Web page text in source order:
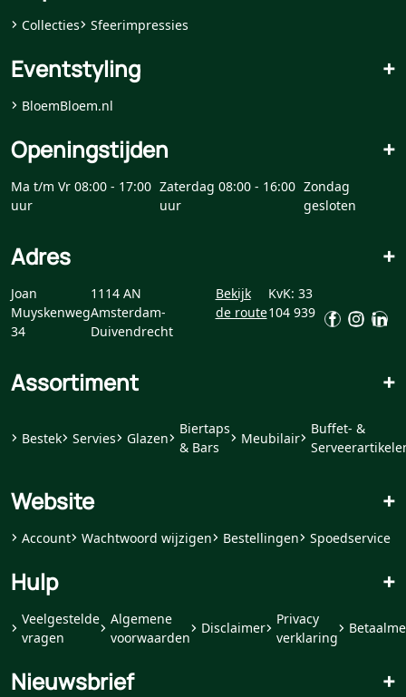
Collecties Sfeerimpressies
Eventstyling +
BloemBloem.nl
Openingstijden +
Ma t/m Vr 08:00 - 17:00
uur
Zaterdag 08:00 - 16:00
uur
Zondag
gesloten
Adres +
Joan
Muyskenweg
34
1114 AN
Amsterdam-
Duivendrecht
Bekijk
de route
KvK: 33
104 939
Assortiment +
Bestek Servies Glazen
Biertaps
& Bars
Meubilair
Buffet- &
Website +
Account Wachtwoord wijzigen Bestellingen Spoedservice
Hulp +
Veelgestelde
vragen
Algemene
voorwaarden
Disclaimer
Privacy
verklaring
Nieuwsbrief +